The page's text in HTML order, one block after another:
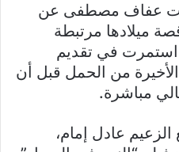
عفاف مصطفى عن
ميلادها مرتبطة
في تقديم
الأخيرة من الحمل قبل أن
مباشرة.
عادل إمام،